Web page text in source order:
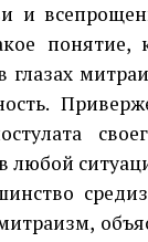
понятие,
любой